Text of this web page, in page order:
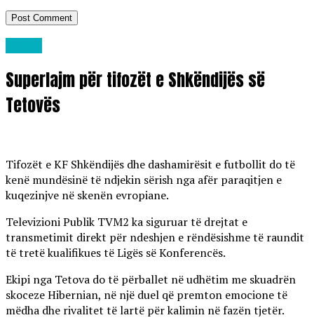
Superlajm për tifozët e Shkëndijës së
Tetovës
Tifozët e KF Shkëndijës dhe dashamirësit e futbollit do të
kenë mundësinë të ndjekin sërish nga afër paraqitjen e
kuqezinjve në skenën evropiane.
Televizioni Publik TVM2 ka siguruar të drejtat e
transmetimit direkt për ndeshjen e rëndësishme të raundit
të tretë kualifikues të Ligës së Konferencës.
Ekipi nga Tetova do të përballet në udhëtim me skuadrën
skoceze Hibernian, në një duel që premton emocione të
mëdha dhe rivalitet të lartë për kalimin në fazën tjetër.